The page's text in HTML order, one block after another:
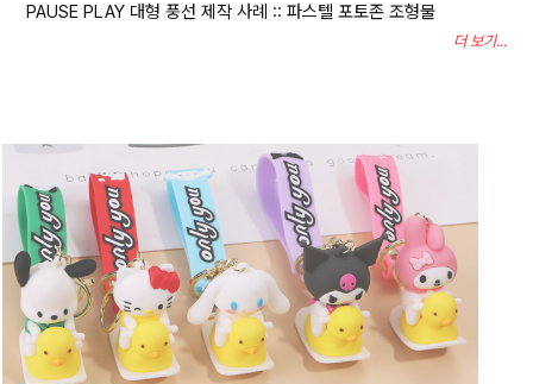
PAUSE PLAY 대형 풍선 제작 사례 :: 파스텔 포토존 조형물
더 보기...